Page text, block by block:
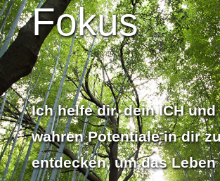
Fokus
Ich helfe dir, dein ICH und
wahren Potentiale in dir
entdecken, um das Leben